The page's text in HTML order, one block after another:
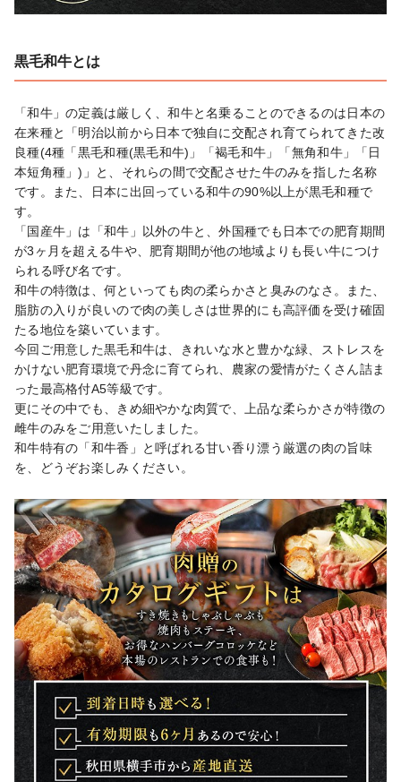
黒毛和牛とは
「和牛」の定義は厳しく、和牛と名乗ることのできるのは日本の
在来種と「明治以前から日本で独自に交配され育てられてきた改
良種(4種「黒毛和種(黒毛和牛)」「褐毛和牛」「無角和牛」「日
本短角種」)」と、それらの間で交配させた牛のみを指した名称
です。また、日本に出回っている和牛の90%以上が黒毛和種で
す。
「国産牛」は「和牛」以外の牛と、外国種でも日本での肥育期間
が3ヶ月を超える牛や、肥育期間が他の地域よりも長い牛につけ
られる呼び名です。
和牛の特徴は、何といっても肉の柔らかさと臭みのなさ。また、
脂肪の入りが良いので肉の美しさは世界的にも高評価を受け確固
たる地位を築いています。
今回ご用意した黒毛和牛は、きれいな水と豊かな緑、ストレスを
かけない肥育環境で丹念に育てられ、農家の愛情がたくさん詰ま
った最高格付A5等級です。
更にその中でも、きめ細やかな肉質で、上品な柔らかさが特徴の
雌牛のみをご用意いたしました。
和牛特有の「和牛香」と呼ばれる甘い香り漂う厳選の肉の旨味
を、どうぞお楽しみください。